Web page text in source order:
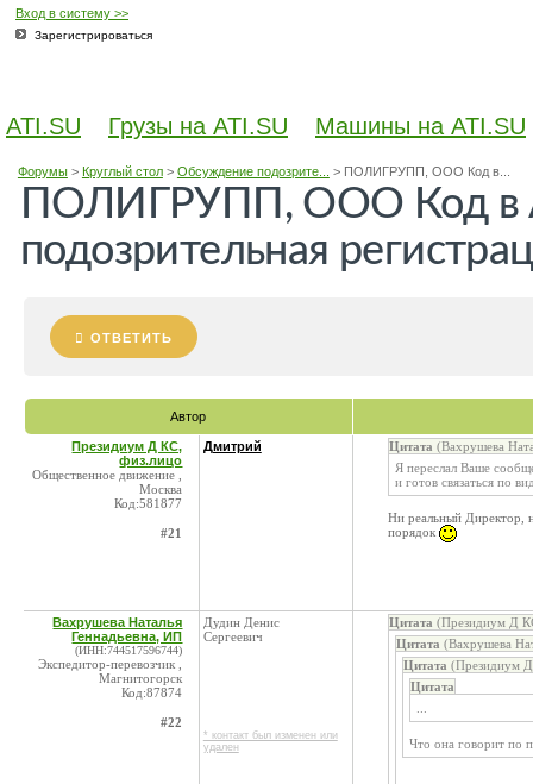
Вход в систему >>
Зарегистрироваться
ATI.SU Грузы на ATI.SU Машины на ATI.SU
Форумы> Круглый стол> Обсуждение подозрите... > ПОЛИГРУПП, ООО Код в...
ПОЛИГРУПП, ООО Код в
подозрительная
ОТВЕТИТЬ
Автор
Президиум Д КС,
физ.лицо
Общественное движение ,
Москва
Код:581877
#21
Дмитрий Цитата (Вахрушева
Я переслал Ваше
и готов связаться по
Ни реальный Директор,
порядок
Вахрушева Наталья
Геннадьевна, ИП
(ИНН:744517596744)
Экспедитор-перевозчик ,
Магнитогорск
Код:87874
#22
Дудин Денис
Сергеевич
* контакт был изменен или
удален
Цитата (Президиум Д
Цитата (Вахрушева
Цитата (Президиум
Цитата
Что она говорит по